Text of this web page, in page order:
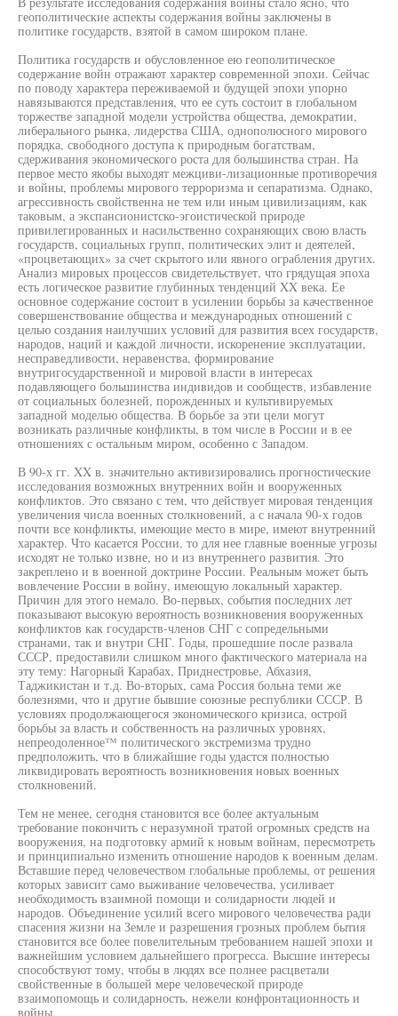
геополитические аспекты содержания войны заключены в
политике государств, взятой в самом широком плане.
Политика государств и обусловленное ею геополитическое
содержание войн отражают характер современной эпохи. Сейчас
по поводу характера переживаемой и будущей эпохи упорно
навязываются представления, что ее суть состоит в глобальном
торжестве западной модели устройства общества, демократии,
либерального рынка, лидерства США, однополюсного мирового
порядка, свободного доступа к природным богатствам,
сдерживания экономического роста для большинства стран. На
первое место якобы выходят межциви-лизационные противоречия
и войны, проблемы мирового терроризма и сепаратизма. Однако,
агрессивность свойственна не тем или иным цивилизациям, как
таковым, а экспансионистско-эгоистической природе
привилегированных и насильственно сохраняющих свою власть
государств, социальных групп, политических элит и деятелей,
«процветающих» за счет скрытого или явного ограбления других.
Анализ мировых процессов свидетельствует, что грядущая эпоха
есть логическое развитие глубинных тенденций XX века. Ее
основное содержание состоит в усилении борьбы за качественное
совершенствование общества и международных отношений с
целью создания наилучших условий для развития всех государств,
народов, наций и каждой личности, искоренение эксплуатации,
несправедливости, неравенства, формирование
внутригосударственной и мировой власти в интересах
подавляющего большинства индивидов и сообществ, избавление
от социальных болезней, порожденных и культивируемых
западной моделью общества. В борьбе за эти цели могут
возникать различные конфликты, в том числе в России и в ее
отношениях с остальным миром, особенно с Западом.
В 90-х гг. XX в. значительно активизировались прогностические
исследования возможных внутренних войн и вооруженных
конфликтов. Это связано с тем, что действует мировая тенденция
увеличения числа военных столкновений, а с начала 90-х годов
почти все конфликты, имеющие место в мире, имеют внутренний
характер. Что касается России, то для нее главные военные угрозы
исходят не только извне, но и из внутреннего развития. Это
закреплено и в военной доктрине России. Реальным может быть
вовлечение России в войну, имеющую локальный характер.
Причин для этого немало. Во-первых, события последних лет
показывают высокую вероятность возникновения вооруженных
конфликтов как государств-членов СНГ с сопредельными
странами, так и внутри СНГ. Годы, прошедшие после развала
СССР, предоставили слишком много фактического материала на
эту тему: Нагорный Карабах, Приднестровье, Абхазия,
Таджикистан и т.д. Во-вторых, сама Россия больна теми же
болезнями, что и другие бывшие союзные республики СССР. В
условиях продолжающегося экономического кризиса, острой
борьбы за власть и собственность на различных уровнях,
непреодоленное™ политического экстремизма трудно
предположить, что в ближайшие годы удастся полностью
ликвидировать вероятность возникновения новых военных
столкновений.
Тем не менее, сегодня становится все более актуальным
требование покончить с неразумной тратой огромных средств на
вооружения, на подготовку армий к новым войнам, пересмотреть
и принципиально изменить отношение народов к военным делам.
Вставшие перед человечеством глобальные проблемы, от решения
которых зависит само выживание человечества, усиливает
необходимость взаимной помощи и солидарности людей и
народов. Объединение усилий всего мирового человечества ради
спасения жизни на Земле и разрешения грозных проблем бытия
становится все более повелительным требованием нашей эпохи и
важнейшим условием дальнейшего прогресса. Высшие интересы
способствуют тому, чтобы в людях все полнее расцветали
свойственные в большей мере человеческой природе
взаимопомощь и солидарность, нежели конфронтационность и
войны.